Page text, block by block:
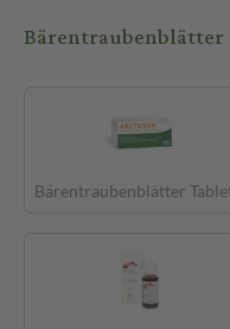
Bärentraubenblätter